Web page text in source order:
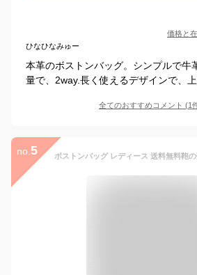
価格と
ひなひなみゅー
本革のボストンバッグ。シンプルで牛
量で、2way.長く使えるデザインで、上
全てのおすすめコメント (1
no. 5